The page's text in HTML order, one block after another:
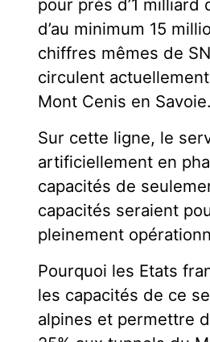
pour près d’1 milliard
d’au minimum 15
chiffres mêmes de
circulent
Mont Cenis en Savoie.
Sur cette ligne, le
artificiellement en
capacités de
capacités seraient
pleinement
Pourquoi les Etats
les capacités de ce
alpines et permettre